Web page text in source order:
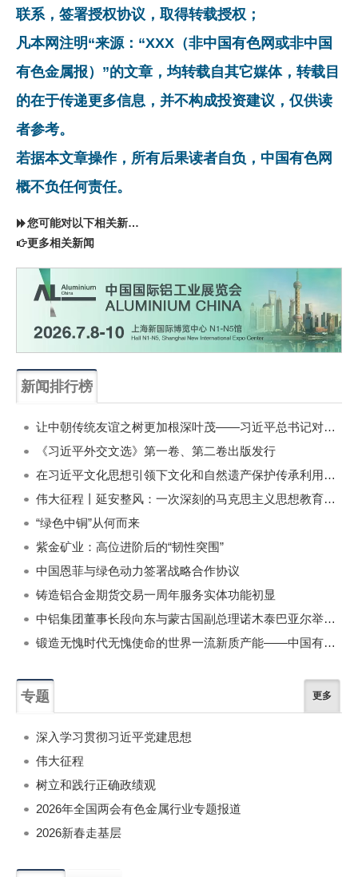
联系，签署授权协议，取得转载授权；
凡本网注明“来源：“XXX（非中国有色网或非中国
有色金属报）”的文章，均转载自其它媒体，转载目
的在于传递更多信息，并不构成投资建议，仅供读
者参考。
若据本文章操作，所有后果读者自负，中国有色网
概不负任何责任。
您可能对以下相关新闻同样感兴趣
更多相关新闻
新闻排行榜
让中朝传统友谊之树更加根深叶茂——习近平总书记对朝鲜进行国事访问纪实
《习近平外交文选》第一卷、第二卷出版发行
在习近平文化思想引领下文化和自然遗产保护传承利用工作开创新局面
伟大征程丨延安整风：一次深刻的马克思主义思想教育运动
“绿色中铜”从何而来
紫金矿业：高位进阶后的“韧性突围”
中国恩菲与绿色动力签署战略合作协议
铸造铝合金期货交易一周年服务实体功能初显
中铝集团董事长段向东与蒙古国副总理诺木泰巴亚尔举行会谈
锻造无愧时代无愧使命的世界一流新质产能——中国有色金属工业的战略应对与破局之道（二）
专题 更多
深入学习贯彻习近平党建思想
伟大征程
树立和践行正确政绩观
2026年全国两会有色金属行业专题报道
2026新春走基层